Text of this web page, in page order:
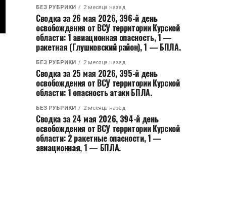
БЕЗ РУБРИКИ 2 месяца назад
Сводка за 26 мая 2026, 396-й день
освобождения от ВСУ территории Курской
области: 1 авиационная опасность, 1 —
ракетная (Глушковский район), 1 — БПЛА.
БЕЗ РУБРИКИ 2 месяца назад
Сводка за 25 мая 2026, 395-й день
освобождения от ВСУ территории Курской
области: 1 опасность атаки БПЛА.
БЕЗ РУБРИКИ 2 месяца назад
Сводка за 24 мая 2026, 394-й день
освобождения от ВСУ территории Курской
области: 2 ракетные опасности, 1 —
авиационная, 1 — БПЛА.